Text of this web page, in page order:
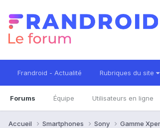
Frandroid - Actualité Rubriques du site
Forums Équipe Utilisateurs en ligne
Accueil Smartphones Sony Gamme